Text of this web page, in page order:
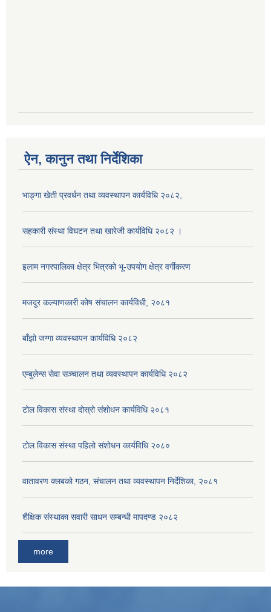
ऐन, कानुन तथा निर्देशिका
भाङ्गा खेती प्रवर्धन तथा व्यवस्थापन कार्यविधि २०८२,
सहकारी संस्था विघटन तथा खारेजी कार्यविधि २०८२ ।
इलाम नगरपालिका क्षेत्र भित्रको भू-उपयोग क्षेत्र वर्गीकरण
मजदुर कल्याणकारी कोष संचालन कार्यविधी, २०८१
बाँझो जग्गा व्यवस्थापन कार्यविधि २०८२
एम्बुलेन्स सेवा सञ्चालन तथा व्यवस्थापन कार्यविधि २०८२
टोल विकास संस्था दोस्रो संशोधन कार्यविधि २०८१
टोल विकास संस्था पहिलो संशोधन कार्यविधि २०८०
वातावरण क्लबको गठन, संचालन तथा व्यवस्थापन निर्देशिका, २०८१
शैक्षिक संस्थाका सवारी साधन सम्बन्धी मापदण्ड २०८२
more